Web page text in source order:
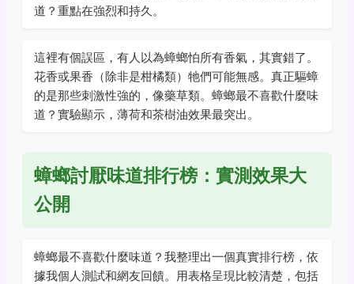
道？重點在強烈和持久。
這裡有個誤區，有人以為蟑螂怕所有香氣，其實錯了。
花香或果香（除非是柑橘類）牠們可能無感。真正驅蟑
的是那些刺激性強的，像藥草類。蟑螂最不喜歡什麼味
道？實驗顯示，薄荷和茶樹油效果最突出。
蟑螂討厭味道排行榜：實測效果大
公開
蟑螂最不喜歡什麼味道？我整理出一個真實排行榜，依
據我個人測試和網友回饋。用表格呈現比較清楚，包括